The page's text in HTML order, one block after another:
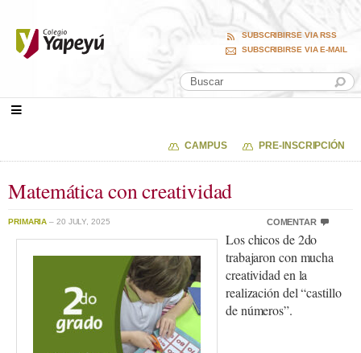
SUBSCRIBIRSE VIA RSS
SUBSCRIBIRSE VIA E-MAIL
CAMPUS PRE-INSCRIPCIÓN
Matemática con creatividad
PRIMARIA – 20 JULY, 2025 COMENTAR
Los chicos de 2do
trabajaron con mucha
creatividad en la
realización del “castillo
de números”.